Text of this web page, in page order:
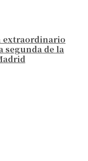
extraordinario
segunda de la